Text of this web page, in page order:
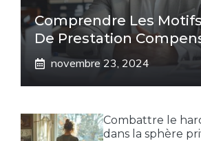
Comprendre Les
De Prestation
novembre 23, 2024
Combattre le
dans la sphère